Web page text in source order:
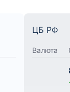
ЦБ РФ
Валюта